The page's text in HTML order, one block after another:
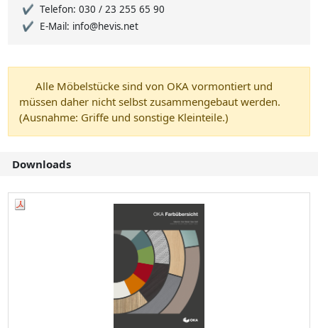
Telefon: 030 / 23 255 65 90
E-Mail: info@hevis.net
Alle Möbelstücke sind von OKA vormontiert und
müssen daher nicht selbst zusammengebaut werden.
(Ausnahme: Griffe und sonstige Kleinteile.)
Downloads